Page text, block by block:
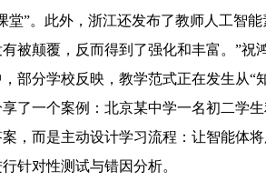
堂”。此外，浙江还发布了教师人工智
被颠覆，反而得到了强化和丰富。”祝
部分学校反映，教学范式正在发生从“
了一个案例：北京某中学一名初二学
，而是主动设计学习流程：让智能体
针对性测试与错因分析。